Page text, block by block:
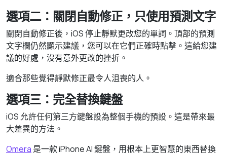
選項二：關閉自動修正，只使用預測文字
關閉自動修正後，iOS 停止靜默更改您的單詞。頂部的預測
文字欄仍然顯示建議，您可以在它們正確時點擊。這給您建
議的好處，沒有意外更改的挫折。
適合那些覺得靜默修正最令人沮喪的人。
選項三：完全替換鍵盤
iOS 允許任何第三方鍵盤設為整個手機的預設。這是帶來最
大差異的方法。
Omera 是一款 iPhone AI 鍵盤，用根本上更智慧的東西替換